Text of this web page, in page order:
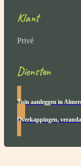
Klant
Privé
Diensten
Tuin aanleggen in
Overkappingen,